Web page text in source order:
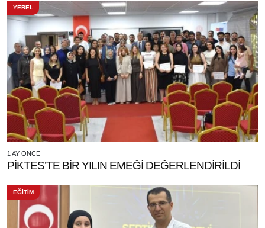
YEREL
1 AY ÖNCE
PİKTES’TE BİR YILIN EMEĞİ DEĞERLENDİRİLDİ
EĞİTİM